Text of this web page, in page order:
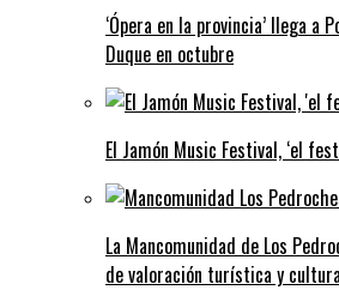
‘Ópera en la provincia’ llega a
Duque en octubre
El Jamón Music Festival, ‘el
La Mancomunidad de Los
de valoración turística y